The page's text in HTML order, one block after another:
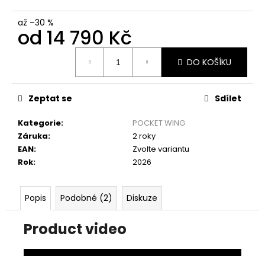
až –30 %
od 14 790 Kč
DO KOŠÍKU
Kategorie:
POCKET WING
Záruka:
2 roky
EAN:
Zvolte variantu
Rok: 2026
Zeptat se Sdílet
Popis Podobné (2) Diskuze
Product video